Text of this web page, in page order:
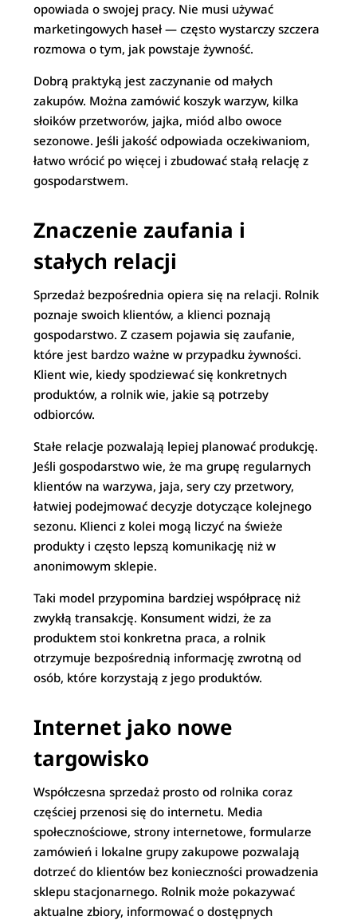
opowiada o swojej pracy. Nie musi używać
marketingowych haseł — często wystarczy szczera
rozmowa o tym, jak powstaje żywność.
Dobrą praktyką jest zaczynanie od małych
zakupów. Można zamówić koszyk warzyw, kilka
słoików przetworów, jajka, miód albo owoce
sezonowe. Jeśli jakość odpowiada oczekiwaniom,
łatwo wrócić po więcej i zbudować stałą relację z
gospodarstwem.
Znaczenie zaufania i
stałych relacji
Sprzedaż bezpośrednia opiera się na relacji. Rolnik
poznaje swoich klientów, a klienci poznają
gospodarstwo. Z czasem pojawia się zaufanie,
które jest bardzo ważne w przypadku żywności.
Klient wie, kiedy spodziewać się konkretnych
produktów, a rolnik wie, jakie są potrzeby
odbiorców.
Stałe relacje pozwalają lepiej planować produkcję.
Jeśli gospodarstwo wie, że ma grupę regularnych
klientów na warzywa, jaja, sery czy przetwory,
łatwiej podejmować decyzje dotyczące kolejnego
sezonu. Klienci z kolei mogą liczyć na świeże
produkty i często lepszą komunikację niż w
anonimowym sklepie.
Taki model przypomina bardziej współpracę niż
zwykłą transakcję. Konsument widzi, że za
produktem stoi konkretna praca, a rolnik
otrzymuje bezpośrednią informację zwrotną od
osób, które korzystają z jego produktów.
Internet jako nowe
targowisko
Współczesna sprzedaż prosto od rolnika coraz
częściej przenosi się do internetu. Media
społecznościowe, strony internetowe, formularze
zamówień i lokalne grupy zakupowe pozwalają
dotrzeć do klientów bez konieczności prowadzenia
sklepu stacjonarnego. Rolnik może pokazywać
aktualne zbiory, informować o dostępnych